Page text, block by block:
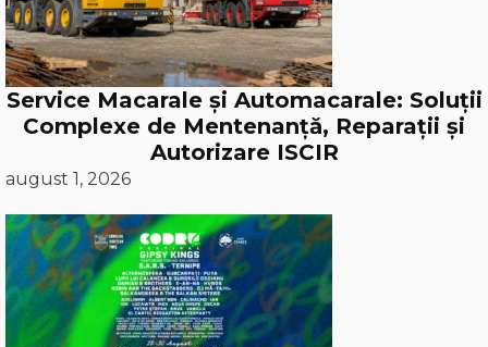
Service Macarale și Automacarale: Soluții
Complexe de Mentenanță, Reparații și
Autorizare ISCIR
august 1, 2026